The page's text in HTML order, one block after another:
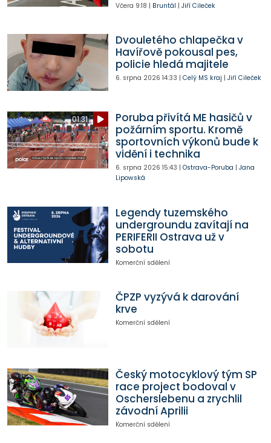
Včera 9:18 | Bruntál | Jiří Cileček
Dvouletého chlapečka v
Havířově pokousal pes,
policie hledá majitele
6. srpna 2026 14:33 | Celý MS kraj | Jiří Cileček
01:31
Poruba přivítá ME hasičů v
požárním sportu. Kromě
sportovních výkonů bude k
vidění i technika
6. srpna 2026 15:43 | Ostrava-Poruba | Jana
Lipowská
Legendy tuzemského
undergroundu zavítají na
PERIFERII Ostrava už v
sobotu
Komerční sdělení
ČPZP vyzývá k darování
krve
Komerční sdělení
Český motocyklový tým SP
race project bodoval v
Oscherslebenu a zrychlil
závodní Aprilii
Komerční sdělení